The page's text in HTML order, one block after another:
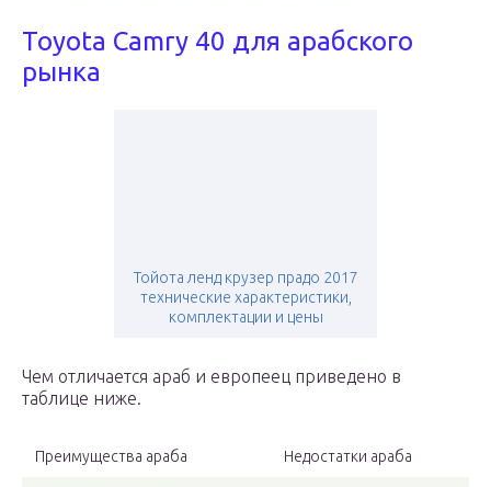
Toyota Camry 40 для арабского
рынка
Тойота ленд крузер прадо 2017
технические характеристики,
комплектации и цены
Чем отличается араб и европеец приведено в
таблице ниже.
Преимущества араба Недостатки араба